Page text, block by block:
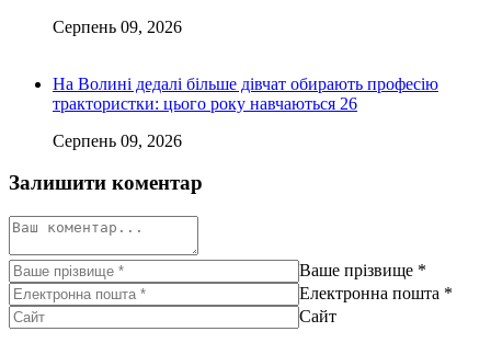
Серпень 09, 2026
На Волині дедалі більше дівчат обирають професію
трактористки: цього року навчаються 26
Серпень 09, 2026
Залишити коментар
Ваше прізвище *
Електронна пошта *
Сайт